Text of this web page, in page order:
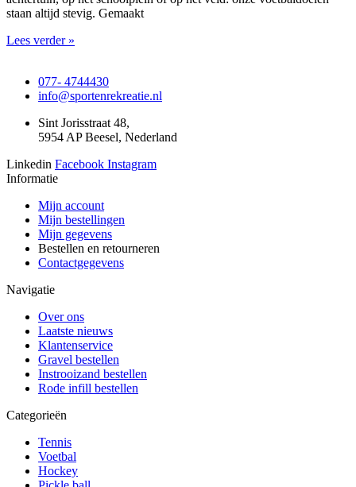
staan altijd stevig. Gemaakt
Lees verder »
077- 4744430
info@sportenrekreatie.nl
Sint Jorisstraat 48,
5954 AP Beesel, Nederland
Linkedin Facebook Instagram
Informatie
Mijn account
Mijn bestellingen
Mijn gegevens
Bestellen en retourneren
Contactgegevens
Navigatie
Over ons
Laatste nieuws
Klantenservice
Gravel bestellen
Instrooizand bestellen
Rode infill bestellen
Categorieën
Tennis
Voetbal
Hockey